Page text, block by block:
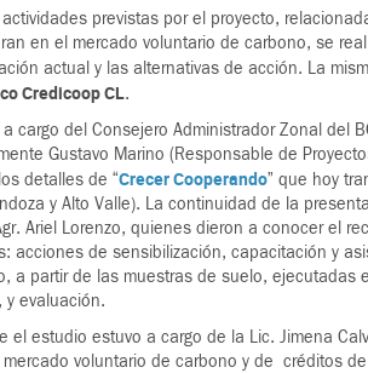
previstas por el proyecto,
en el mercado voluntario de carbono, se
actual y las alternativas de acción. La
Credicoop CL.
cargo del Consejero Administrador Zonal del
Gustavo Marino (Responsable de
detalles de “Crecer Cooperando” que hoy
y Alto Valle). La continuidad de la
Ariel Lorenzo, quienes dieron a conocer el
acciones de sensibilización, capacitación y
a partir de las muestras de suelo,
y evaluación.
el estudio estuvo a cargo de la Lic. Jimena
voluntario de carbono y de créditos